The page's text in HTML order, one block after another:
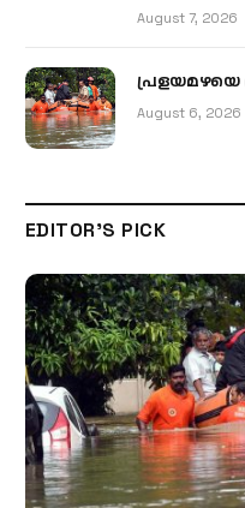
August 7, 2026
പ്രളയമഴയെ
August 6, 2026
EDITOR'S PICK